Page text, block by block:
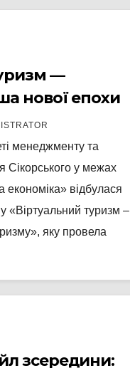
—
нової епохи
менеджменту та
Сікорського у межах
економіка» відбулася
«Віртуальний туризм –
яку провела
зсередини: